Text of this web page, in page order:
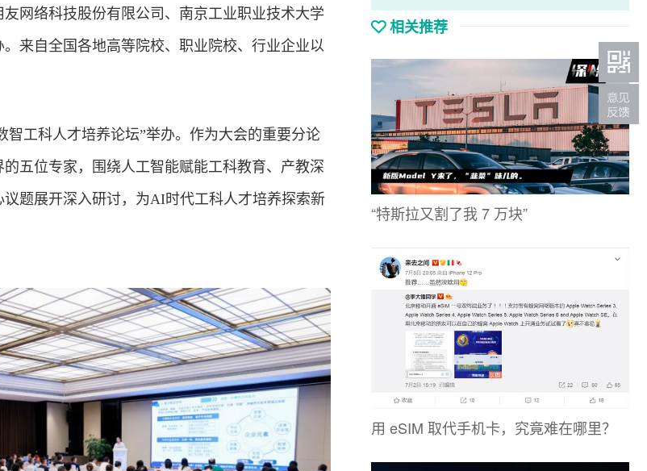
友网络科技股份有限公司、南京工业职业技术大学
来自全国各地高等院校、职业院校、行业企业以
工科人才培养论坛”举办。作为大会的重要分论
五位专家，围绕人工智能赋能工科教育、产教深
题展开深入研讨，为AI时代工科人才培养探索新
相关推荐
“特斯拉又割了我 7 万块”
用 eSIM 取代手机卡，究竟难在哪里？